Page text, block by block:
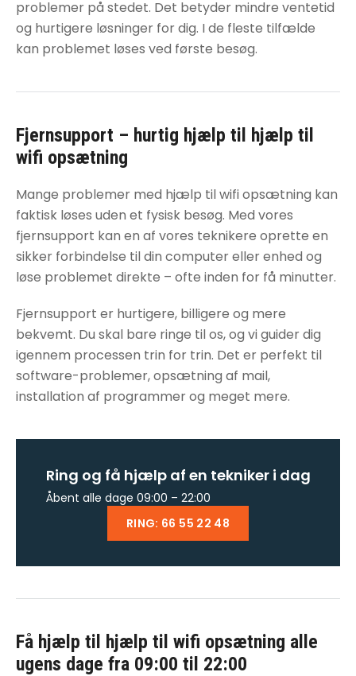
problemer på stedet. Det betyder mindre ventetid
og hurtigere løsninger for dig. I de fleste tilfælde
kan problemet løses ved første besøg.
Fjernsupport – hurtig hjælp til
hjælp til
wifi opsætning
Mange problemer med hjælp til wifi opsætning kan
faktisk løses uden et fysisk besøg. Med vores
fjernsupport kan en af vores teknikere oprette en
sikker forbindelse til din computer eller enhed og
løse problemet direkte – ofte inden for få minutter.
Fjernsupport er hurtigere, billigere og mere
bekvemt. Du skal bare ringe til os, og vi guider dig
igennem processen trin for trin. Det er perfekt til
software-problemer, opsætning af mail,
installation af programmer og meget mere.
Ring og få hjælp af en tekniker i dag
Åbent alle dage 09:00 – 22:00
RING: 66 55 22 48
Få hjælp til hjælp til wifi opsætning alle
ugens dage fra 09:00 til 22:00